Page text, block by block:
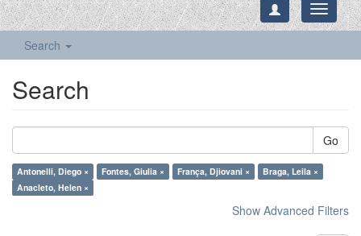
Toggle
Search
Search
Go
Antonelli, Diego × Fontes, Giulia × França, Djiovani ×
Braga, Leila ×
Anacleto, Helen ×
Show Advanced Filters